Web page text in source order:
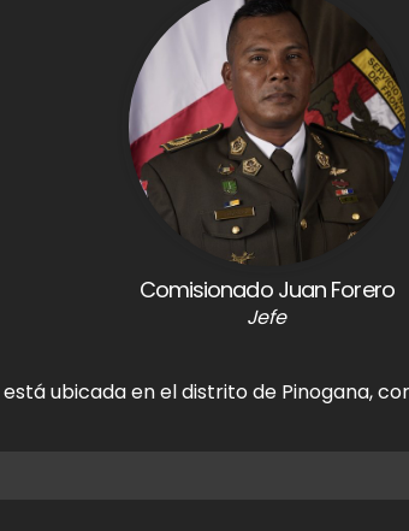
Comisionado Juan Forero
Jefe
está ubicada en el distrito de Pinogana,